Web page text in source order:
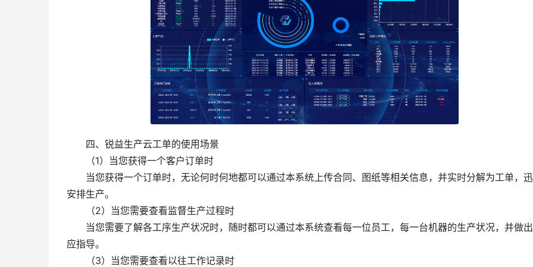
四、锐益生产云工单的使用场景
（1）当您获得一个客户订单时
当您获得一个订单时，无论何时何地都可以通过本系统上传合同、图纸等相关信息，并实时分解为工单，
安排生产。
（2）当您需要查看监督生产过程时
当您需要了解各工序生产状况时，随时都可以通过本系统查看每一位员工，每一台机器的生产状况，并做
应指导。
（3）当您需要查看以往工作记录时